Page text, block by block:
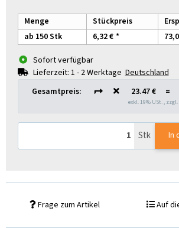
Sofort verfügbar
Lieferzeit: 1 - 2 Werktage Deutschland
Gesamtpreis:
23.47 € =
exkl. 19% USt. , zzgl.
Stk In
Menge Stückpreis
ab 150 Stk
6,32 € *
Frage zum Artikel Auf